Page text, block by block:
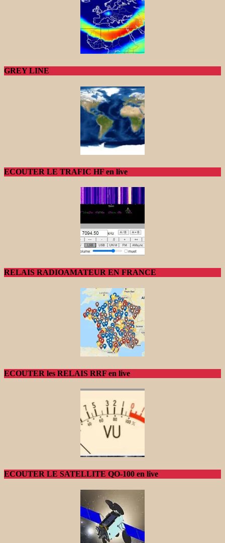
GREY LINE
ECOUTER LE TRAFIC HF en live
RELAIS RADIOAMATEUR EN FRANCE
ECOUTER les RELAIS RRF en live
ECOUTER LE SATELLITE QO-100 en live